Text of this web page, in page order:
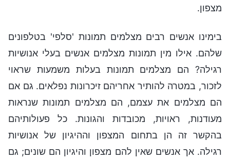
מצפון.
בימינו אנשים רבים מצלמים תמונות 'סלפי' בטלפונים
שלהם. אילו מין תמונות מצלמים אנשים בעלי אנושיות
רגילה? הם מצלמים תמונות בעלות משמעות שראוי
לזכור, במטרה להותיר אחריהם זיכרונות נפלאים. גם אם
הם מצלמים את עצמם, הם מצלמים תמונות שנראות
מעודנות, ראויות, מכובדות והגונות. כל פעולותיהם
בהקשר זה הן בתחום המצפון וההיגיון של אנושיות
רגילה. אך אנשים שאין להם מצפון והיגיון הם שונים; גם